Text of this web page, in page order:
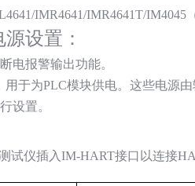
IMR4641/IMR4641T/IM4045
设置：
电报警输出功能。
于为PLC模块供电。这些电源
设置。
试仪插入IM-HART接口以连接